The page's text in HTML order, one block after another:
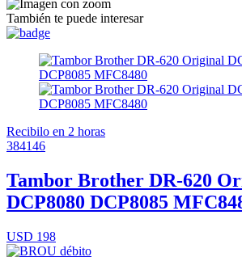
También te puede interesar
Recibilo en 2 horas
384146
Tambor Brother DR-620
DCP8080 DCP8085
USD 198